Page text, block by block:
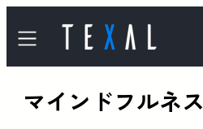
容
を
マインドフルネス